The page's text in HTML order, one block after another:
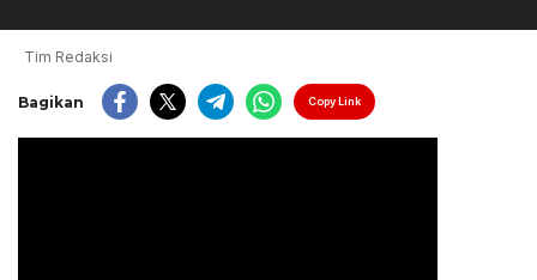
Tim Redaksi
Bagikan Copy Link